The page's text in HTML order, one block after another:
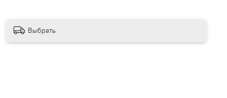
Выбрать